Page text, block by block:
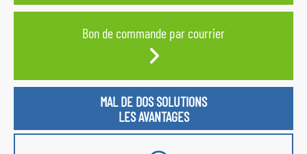
Bon de commande par courrier
MAL DE DOS SOLUTIONS
LES AVANTAGES